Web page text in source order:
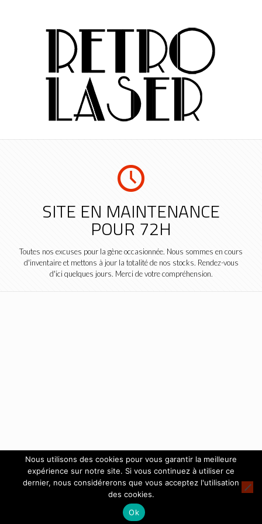
SITE EN MAINTENANCE
POUR 72H
Toutes nos excuses pour la gène occasionnée. Nous sommes en cours
d'inventaire et mettons à jour la totalité de nos stocks. Rendez-vous
d'ici quelques jours. Merci de votre compréhension.
Nous utilisons des cookies pour vous garantir la meilleure
expérience sur notre site. Si vous continuez à utiliser ce
dernier, nous considérerons que vous acceptez l'utilisation
des cookies.
Ok